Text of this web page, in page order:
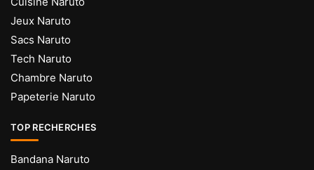
Jeux Naruto
Sacs Naruto
Tech Naruto
Chambre Naruto
Papeterie Naruto
TOP RECHERCHES
Bandana Naruto